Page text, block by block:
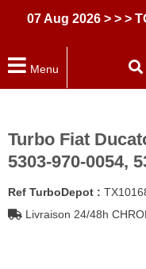
07 Aug 2026 > > >
Menu
Turbo Fiat
5303-970-0054,
Ref TurboDepot :
Livraison 24/48h